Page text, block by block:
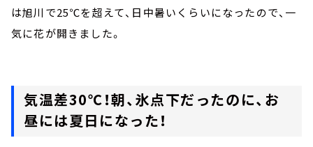
は旭川で25℃を超えて、日中暑いくらいになったので、一
気に花が開きました。
気温差30℃！朝、氷点下だったのに、お
昼には夏日になった！